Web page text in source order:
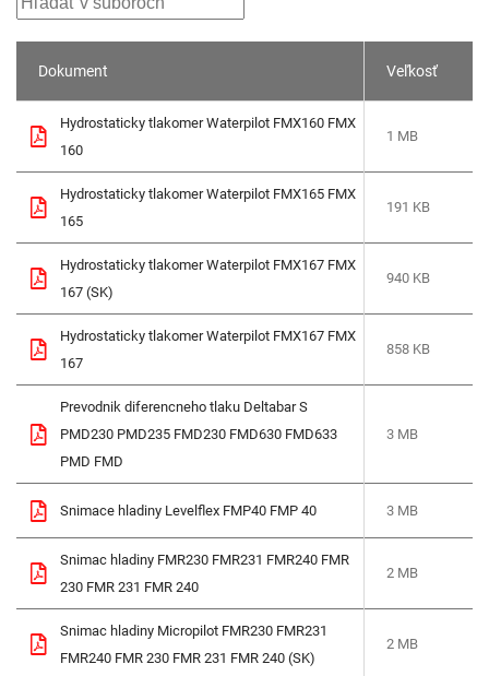
Dokument Veľkosť
Hydrostaticky tlakomer Waterpilot FMX160 FMX
160
1 MB
Hydrostaticky tlakomer Waterpilot FMX165 FMX
165
191 KB
Hydrostaticky tlakomer Waterpilot FMX167 FMX
167 (SK)
940 KB
Hydrostaticky tlakomer Waterpilot FMX167 FMX
167
858 KB
Prevodnik diferencneho tlaku Deltabar S
PMD230 PMD235 FMD230 FMD630 FMD633
PMD FMD
3 MB
Snimace hladiny Levelflex FMP40 FMP 40 3 MB
Snimac hladiny FMR230 FMR231 FMR240 FMR
230 FMR 231 FMR 240
2 MB
Snimac hladiny Micropilot FMR230 FMR231
FMR240 FMR 230 FMR 231 FMR 240 (SK)
2 MB